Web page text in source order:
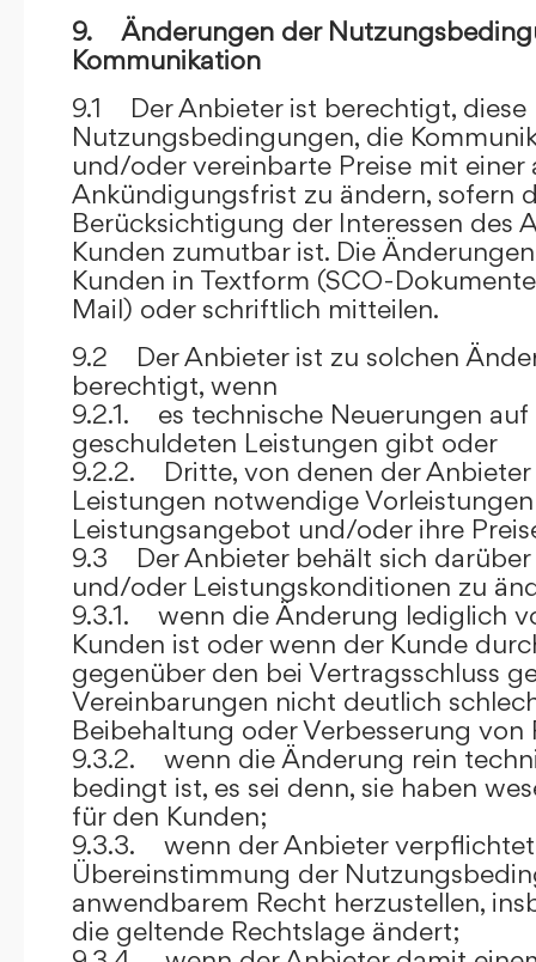
9. Änderungen der
Kommunikation
9.1 Der Anbieter ist berechtigt, diese
Nutzungsbedingungen, die
und/oder vereinbarte Preise mit einer
Ankündigungsfrist zu ändern, sofern
Berücksichtigung der Interessen des
Kunden zumutbar ist. Die
Kunden in Textform (SCO-
Mail) oder schriftlich mitteilen.
9.2 Der Anbieter ist zu solchen
berechtigt, wenn
9.2.1. es technische Neuerungen
geschuldeten Leistungen gibt oder
9.2.2. Dritte, von denen der Anbieter
Leistungen notwendige
Leistungsangebot und/oder ihre
9.3 Der Anbieter behält sich darüber
und/oder Leistungskonditionen zu
9.3.1. wenn die Änderung lediglich
Kunden ist oder wenn der Kunde
gegenüber den bei Vertragsschluss
Vereinbarungen nicht deutlich
Beibehaltung oder Verbesserung
9.3.2. wenn die Änderung rein
bedingt ist, es sei denn, sie haben
für den Kunden;
9.3.3. wenn der Anbieter verpflichtet
Übereinstimmung der
anwendbarem Recht herzustellen,
die geltende Rechtslage ändert;